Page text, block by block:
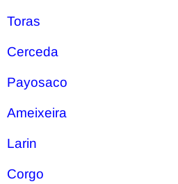
Toras
Cerceda
Payosaco
Ameixeira
Larin
Corgo